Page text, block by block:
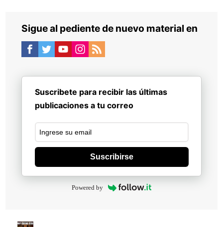
Sigue al pediente de nuevo material en
Suscribete para recibir las últimas
publicaciones a tu correo
Suscribirse
Powered by